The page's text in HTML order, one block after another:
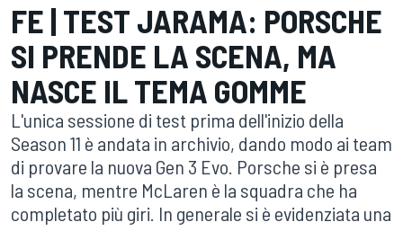
FE | TEST JARAMA: PORSCHE
SI PRENDE LA SCENA, MA
NASCE IL TEMA GOMME
L'unica sessione di test prima dell'inizio della
Season 11 è andata in archivio, dando modo ai team
di provare la nuova Gen 3 Evo. Porsche si è presa
la scena, mentre McLaren è la squadra che ha
completato più giri. In generale si è evidenziata una